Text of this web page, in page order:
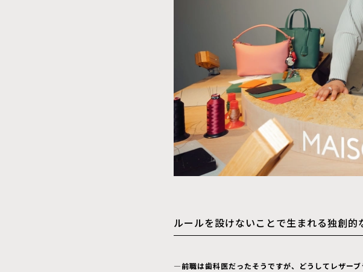
ルールを設けないことで生まれる独創的
—前職は歯科医だったそうですが、どうしてレザー